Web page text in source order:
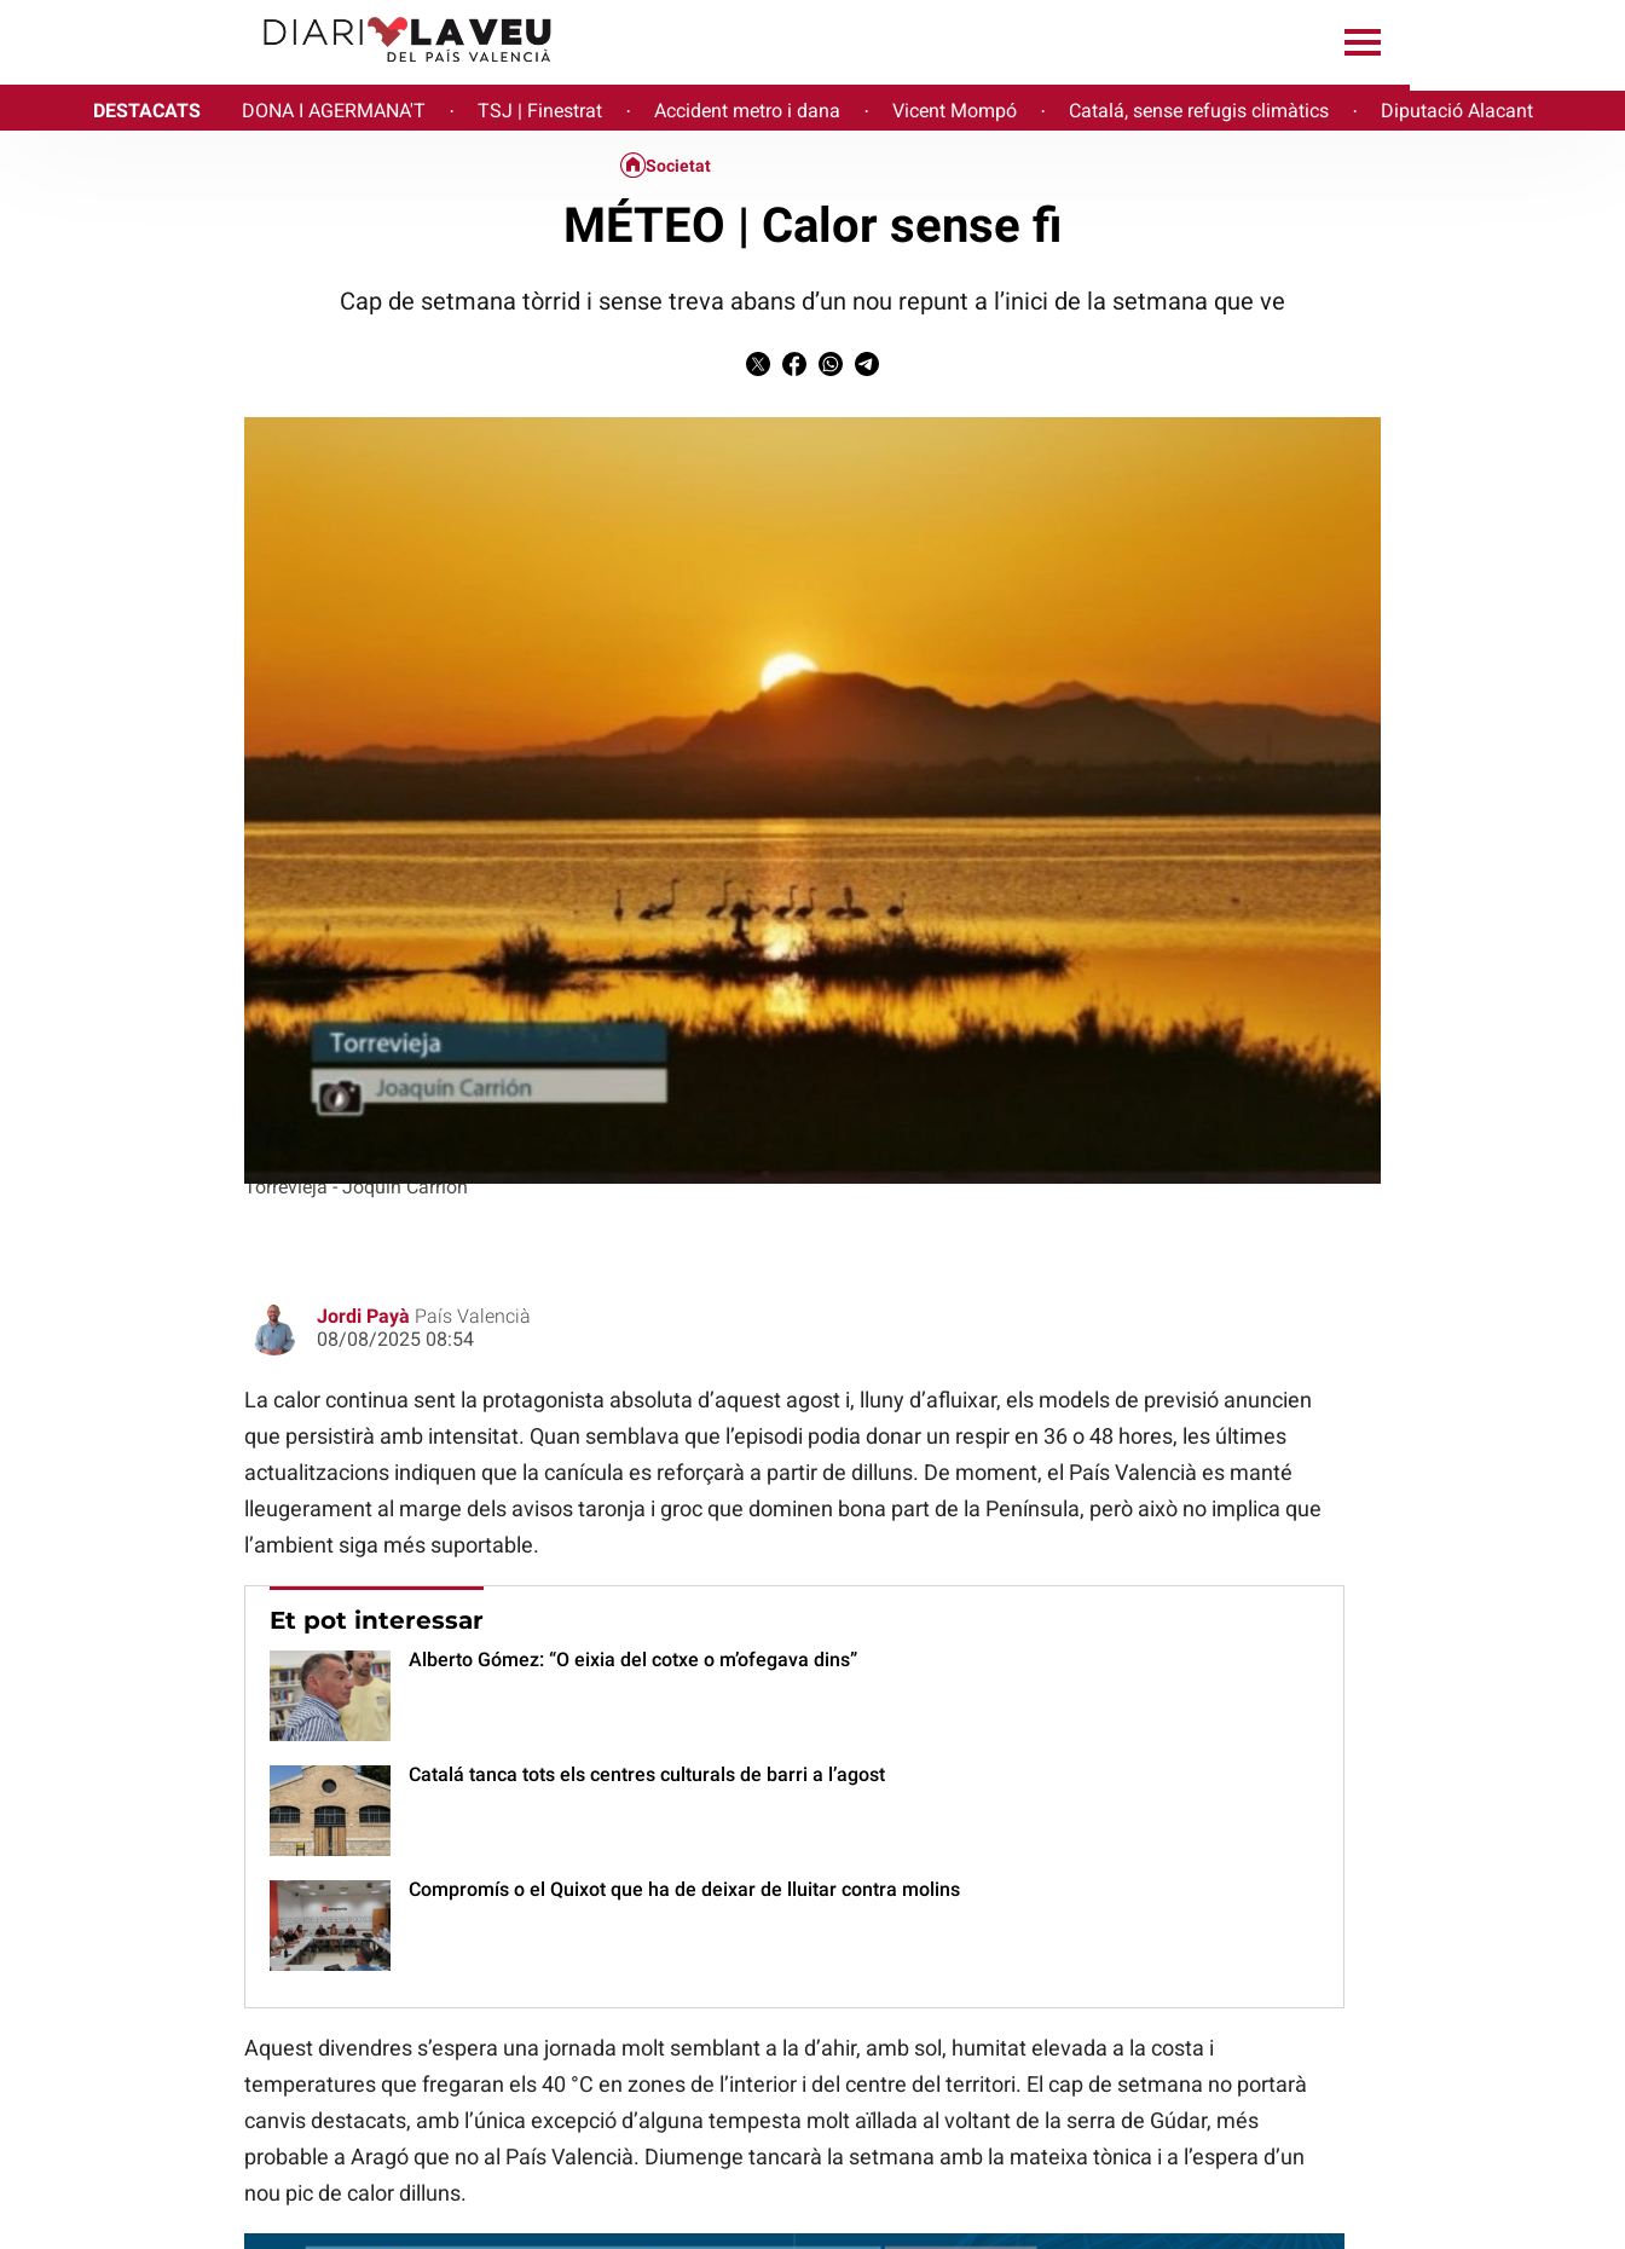
DESTACATS DONA I AGERMANA'T · TSJ | Finestrat · Accident metro i dana · Vicent Mompó · Catalá, sense refugis climàtics · Diputació Alacant
Torrevieja - Joquin Carrión
Societat
MÉTEO | Calor sense fi
Cap de setmana tòrrid i sense treva abans d’un nou repunt a l’inici de la setmana que ve
Jordi Payà País Valencià
08/08/2025 08:54
La calor continua sent la protagonista absoluta d’aquest agost i, lluny d’afluixar, els models de previsió anuncien
que persistirà amb intensitat. Quan semblava que l’episodi podia donar un respir en 36 o 48 hores, les últimes
actualitzacions indiquen que la canícula es reforçarà a partir de dilluns. De moment, el País Valencià es manté
lleugerament al marge dels avisos taronja i groc que dominen bona part de la Península, però això no implica que
l’ambient siga més suportable.
Et pot interessar
Alberto Gómez: “O eixia del cotxe o m’ofegava dins”
Catalá tanca tots els centres culturals de barri a l’agost
Compromís o el Quixot que ha de deixar de lluitar contra molins
Aquest divendres s’espera una jornada molt semblant a la d’ahir, amb sol, humitat elevada a la costa i
temperatures que fregaran els 40 °C en zones de l’interior i del centre del territori. El cap de setmana no portarà
canvis destacats, amb l’única excepció d’alguna tempesta molt aïllada al voltant de la serra de Gúdar, més
probable a Aragó que no al País Valencià. Diumenge tancarà la setmana amb la mateixa tònica i a l’espera d’un
nou pic de calor dilluns.